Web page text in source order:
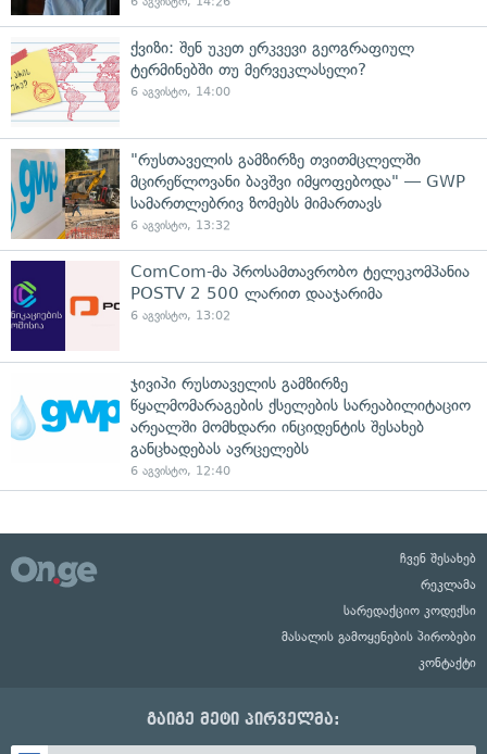
ქვიზი: შენ უკეთ ერკვევი გეოგრაფიულ
ტერმინებში თუ მერვეკლასელი?
6 აგვისტო, 14:00
"რუსთაველის გამზირზე თვითმცლელში
მცირეწლოვანი ბავშვი იმყოფებოდა" — GWP
სამართლებრივ ზომებს მიმართავს
6 აგვისტო, 13:32
ComCom-მა პროსამთავრობო ტელეკომპანია
POSTV 2 500 ლარით დააჯარიმა
6 აგვისტო, 13:02
ჯივიპი რუსთაველის გამზირზე
წყალმომარაგების ქსელების სარეაბილიტაციო
არეალში მომხდარი ინციდენტის შესახებ
განცხადებას ავრცელებს
6 აგვისტო, 12:40
ჩვენ შესახებ
რეკლამა
სარედაქციო კოდექსი
მასალის გამოყენების პირობები
კონტაქტი
გაიგე მეტი პირველმა: